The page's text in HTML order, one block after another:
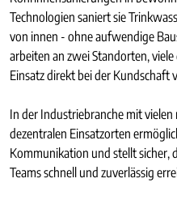
Technologien saniert sie
von innen - ohne aufwendige
arbeiten an zwei Standorten,
Einsatz direkt bei der Kundschaft
In der Industriebranche mit
dezentralen Einsatzorten
Kommunikation und stellt sicher,
Teams schnell und zuverlässig